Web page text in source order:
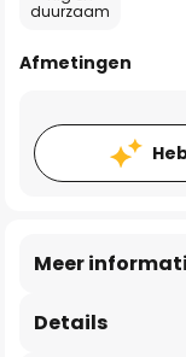
duurzaam
Afmetingen
Details
Meer